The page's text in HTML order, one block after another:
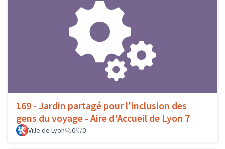
169 - Jardin partagé pour l'inclusion des
gens du voyage - Aire d'Accueil de Lyon 7
Ville de Lyon 0 0